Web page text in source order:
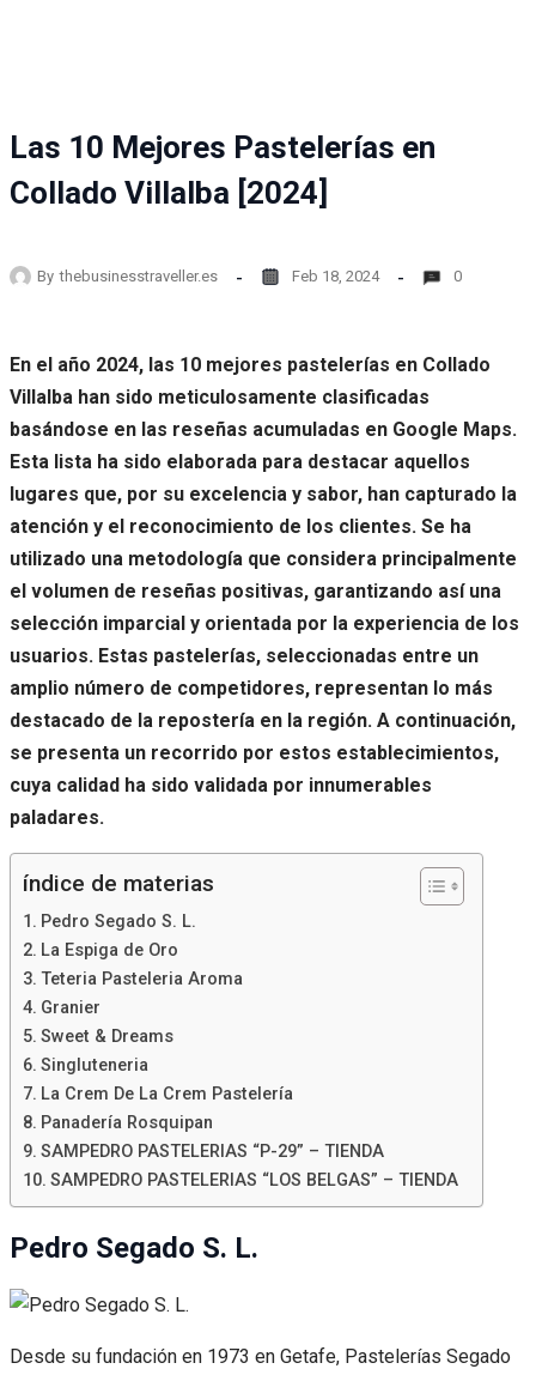
Las 10 Mejores Pastelerías en
Collado Villalba [2024]
By thebusinesstraveller.es Feb 18, 2024 0
En el año 2024, las 10 mejores pastelerías en Collado
Villalba han sido meticulosamente clasificadas
basándose en las reseñas acumuladas en Google Maps.
Esta lista ha sido elaborada para destacar aquellos
lugares que, por su excelencia y sabor, han capturado la
atención y el reconocimiento de los clientes. Se ha
utilizado una metodología que considera principalmente
el volumen de reseñas positivas, garantizando así una
selección imparcial y orientada por la experiencia de los
usuarios. Estas pastelerías, seleccionadas entre un
amplio número de competidores, representan lo más
destacado de la repostería en la región. A continuación,
se presenta un recorrido por estos establecimientos,
cuya calidad ha sido validada por innumerables
paladares.
índice de materias
Pedro Segado S. L.
La Espiga de Oro
Teteria Pasteleria Aroma
Granier
Sweet & Dreams
Singluteneria
La Crem De La Crem Pastelería
Panadería Rosquipan
SAMPEDRO PASTELERIAS “P-29” – TIENDA
SAMPEDRO PASTELERIAS “LOS BELGAS” – TIENDA
Pedro Segado S. L.
Desde su fundación en 1973 en Getafe, Pastelerías Segado